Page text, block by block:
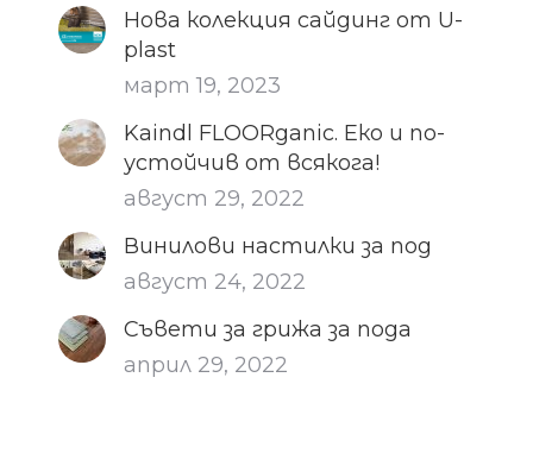
Нова колекция сайдинг от U-
plast
март 19, 2023
Kaindl FLOORganic. Еко и по-
устойчив от всякога!
август 29, 2022
Винилови настилки за под
август 24, 2022
Съвети за грижа за пода
април 29, 2022